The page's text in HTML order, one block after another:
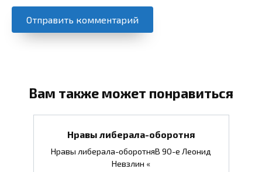
Вам также может понравиться
Нравы либерала-оборотня
Нравы либерала-оборотняВ 90-е Леонид
Невзлин «